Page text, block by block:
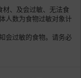
、及会过敏、无法食
人数为食物过敏对象计
会过敏的食物。请务必